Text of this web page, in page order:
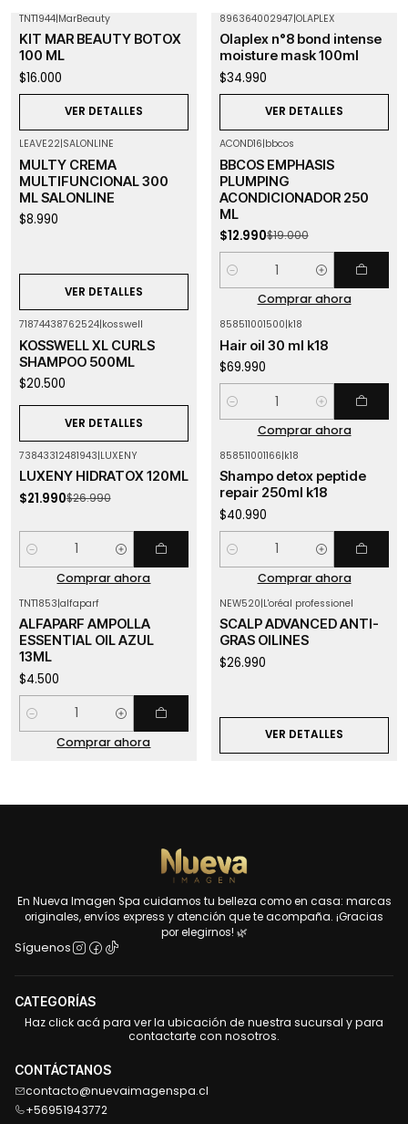
TNT1944|MarBeauty
KIT MAR BEAUTY BOTOX
100 ML
$16.000
VER DETALLES
896364002947|OLAPLEX
Olaplex n°8 bond intense
moisture mask 100ml
$34.990
VER DETALLES
LEAVE22|SALONLINE
MULTY CREMA
MULTIFUNCIONAL 300
ML SALONLINE
$8.990
VER DETALLES
ACOND16|bbcos
BBCOS EMPHASIS
PLUMPING
ACONDICIONADOR 250
ML
$12.990$19.000
Cantidad
Comprar ahora
71874438762524|kosswell
KOSSWELL XL CURLS
SHAMPOO 500ML
$20.500
VER DETALLES
858511001500|k18
Hair oil 30 ml k18
$69.990
Cantidad
Comprar ahora
73843312481943|LUXENY
LUXENY HIDRATOX 120ML
$21.990$26.990
Cantidad
Comprar ahora
858511001166|k18
Shampo detox peptide
repair 250ml k18
$40.990
Cantidad
Comprar ahora
TNT1853|alfaparf
ALFAPARF AMPOLLA
ESSENTIAL OIL AZUL
13ML
$4.500
Cantidad
Comprar ahora
NEW520|L'oréal professionel
SCALP ADVANCED ANTI-
GRAS OILINES
$26.990
VER DETALLES
En Nueva Imagen Spa cuidamos tu belleza como en casa: marcas
originales, envíos express y atención que te acompaña. ¡Gracias
por elegirnos! 🌿
Síguenos
CATEGORÍAS
Haz click acá para ver la ubicación de nuestra sucursal y para
contactarte con nosotros.
CONTÁCTANOS
contacto@nuevaimagenspa.cl
+56951943772